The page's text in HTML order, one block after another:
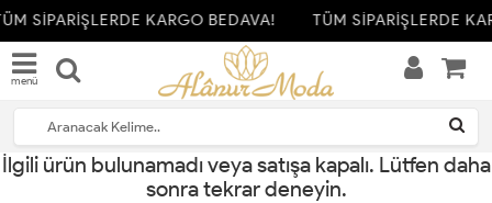
SİPARİŞLERDE KARGO BEDAVA! TÜM SİPARİŞLERDE
menü
İlgili ürün bulunamadı veya satışa kapalı. Lütfen daha
sonra tekrar deneyin.